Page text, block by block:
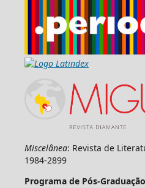
Miscelânea: Revista de
1984-2899
Programa de Pós-